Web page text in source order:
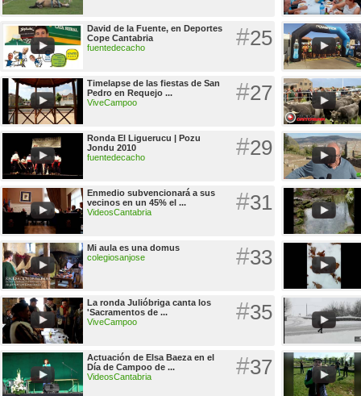
#25
David de la Fuente, en Deportes
Cope Cantabria
fuentedecacho
#27
Timelapse de las fiestas de San
Pedro en Requejo ...
ViveCampoo
#29
Ronda El Liguerucu | Pozu
Jondu 2010
fuentedecacho
#31
Enmedio subvencionará a sus
vecinos en un 45% el ...
VideosCantabria
#33
Mi aula es una domus
colegiosanjose
#35
La ronda Julióbriga canta los
'Sacramentos de ...
ViveCampoo
#37
Actuación de Elsa Baeza en el
Día de Campoo de ...
VideosCantabria